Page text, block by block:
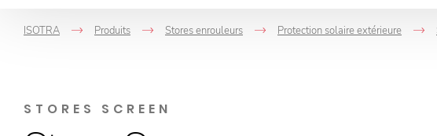
ISOTRA
->
Produits
->
Stores enrouleurs
->
Protection solaire extérieure
STORES SCREEN